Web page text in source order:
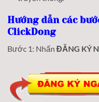
Hướng dẫn các
ClickDong
Bước 1: Nhấn ĐĂNG KÝ